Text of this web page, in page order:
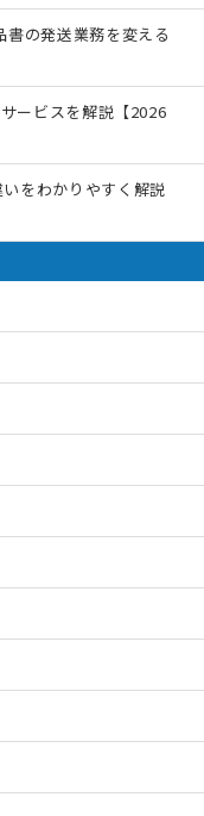
書の発送業務を変える
ービスを解説【2026
をわかりやすく解説